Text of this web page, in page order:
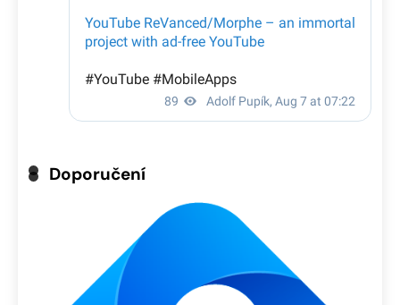
Doporučení